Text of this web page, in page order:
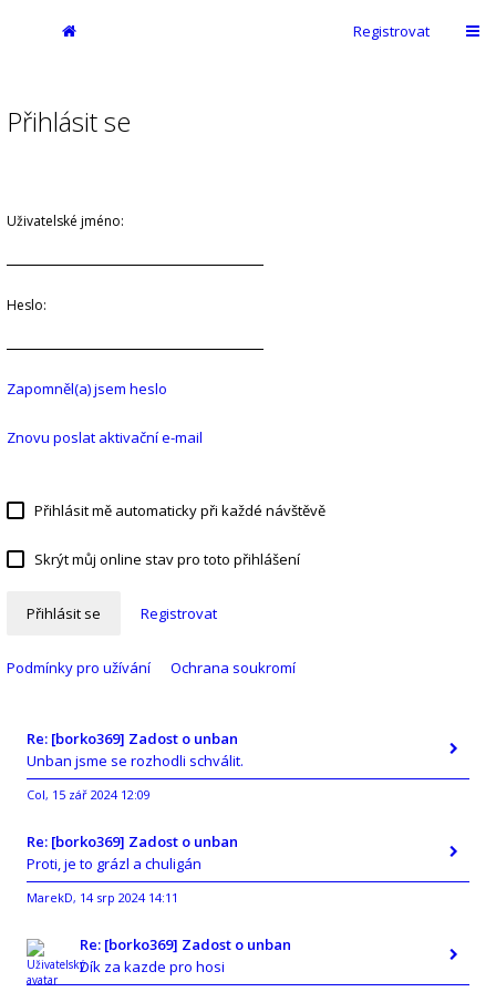
Registrovat
Přihlásit se
Uživatelské jméno:
Heslo:
Zapomněl(a) jsem heslo
Znovu poslat aktivační e-mail
Přihlásit mě automaticky při každé návštěvě
Skrýt můj online stav pro toto přihlášení
Přihlásit se Registrovat
Podmínky pro užívání Ochrana soukromí
Re: [borko369] Zadost o unban
Unban jsme se rozhodli schválit.
Col, 15 zář 2024 12:09
Re: [borko369] Zadost o unban
Proti, je to grázl a chuligán
MarekD, 14 srp 2024 14:11
Re: [borko369] Zadost o unban
Dík za kazde pro hosi